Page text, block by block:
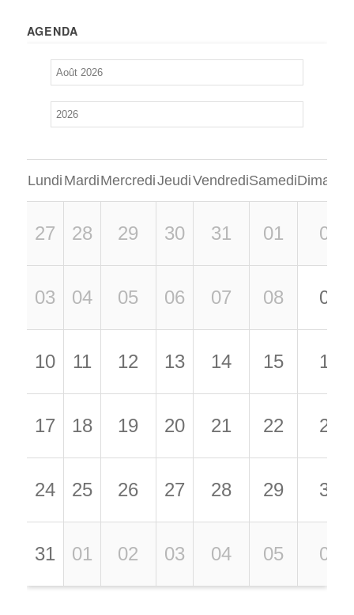
AGENDA
Lundi MardiMercrediJeudiVendrediSamedi
27 28 29 30 31 01 02
03 04 05 06 07 08 09
10 11 12 13 14 15 16
17 18 19 20 21 22 23
24 25 26 27 28 29 30
31 01 02 03 04 05 06